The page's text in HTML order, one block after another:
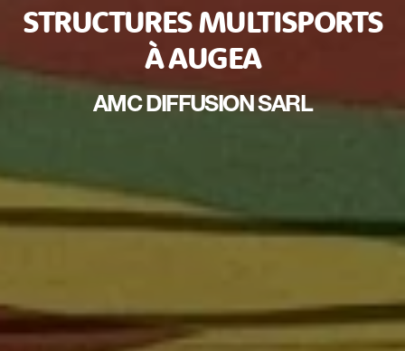
STRUCTURES MULTISPORTS
À AUGEA
AMC DIFFUSION SARL